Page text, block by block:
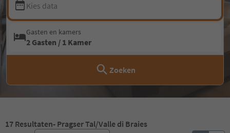
Kies data
Gasten en kamers
2 Gasten / 1 Kamer
Zoeken
17 Resultaten- Pragser Tal/Valle di Braies